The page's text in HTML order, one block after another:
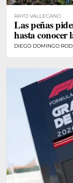
RAYO VALLECANO
Las peñas
hasta conocer
DIEGO DOMINGO